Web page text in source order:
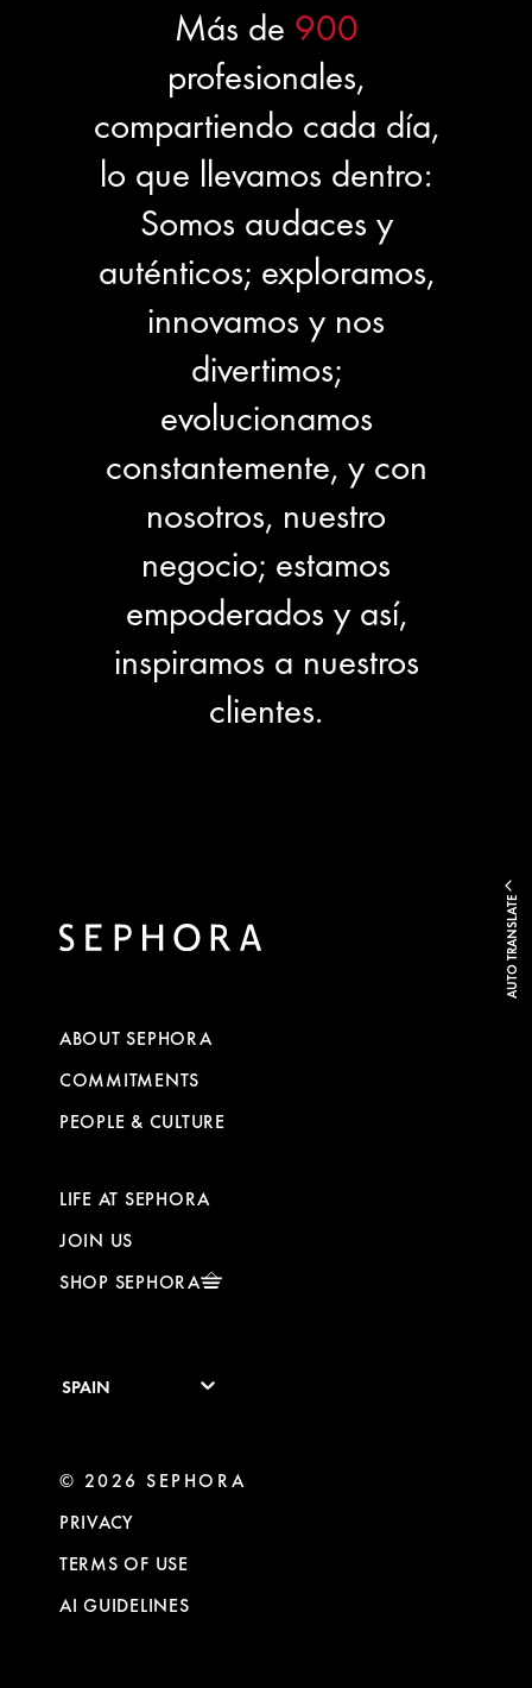
AUTO TRANSLATE
Más de 900
profesionales,
compartiendo cada día,
lo que llevamos dentro:
Somos audaces y
auténticos; exploramos,
innovamos y nos
divertimos;
evolucionamos
constantemente, y con
nosotros, nuestro
negocio; estamos
empoderados y así,
inspiramos a nuestros
clientes.
ABOUT SEPHORA
COMMITMENTS
PEOPLE & CULTURE
LIFE AT SEPHORA
JOIN US
SHOP SEPHORA
SPAIN
© 2026 SEPHORA
PRIVACY
TERMS OF USE
AI GUIDELINES